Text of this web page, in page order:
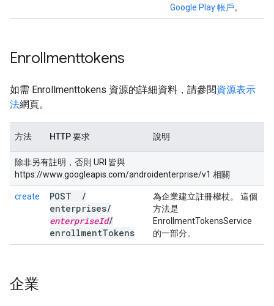
Google Play 帳戶。
Enrollmenttokens
如需 Enrollmenttokens 資源的詳細資料，請參閱資源表示
法網頁。
方法 HTTP 要求 說明
除非另有註明，否則 URI 皆與
https://www.googleapis.com/androidenterprise/v1 相關
create POST
/
enterprises/
enterpriseId/
enrollmentTokens
為企業建立註冊權杖。 這個
方法是
EnrollmentTokensService
的一部分。
企業